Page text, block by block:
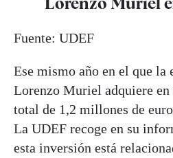
Fuente: UDEF
Ese mismo año en el que la
Lorenzo Muriel adquiere en
total de 1,2 millones de
La UDEF recoge en su
esta inversión está